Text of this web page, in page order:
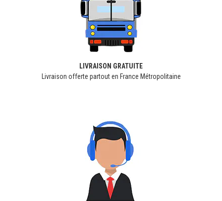
LIVRAISON GRATUITE
Livraison offerte partout en France Métropolitaine